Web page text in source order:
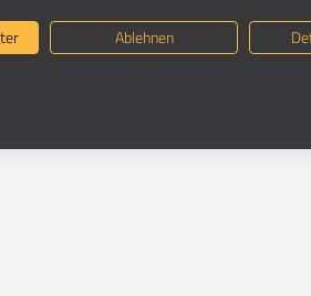
suchenAblehnen